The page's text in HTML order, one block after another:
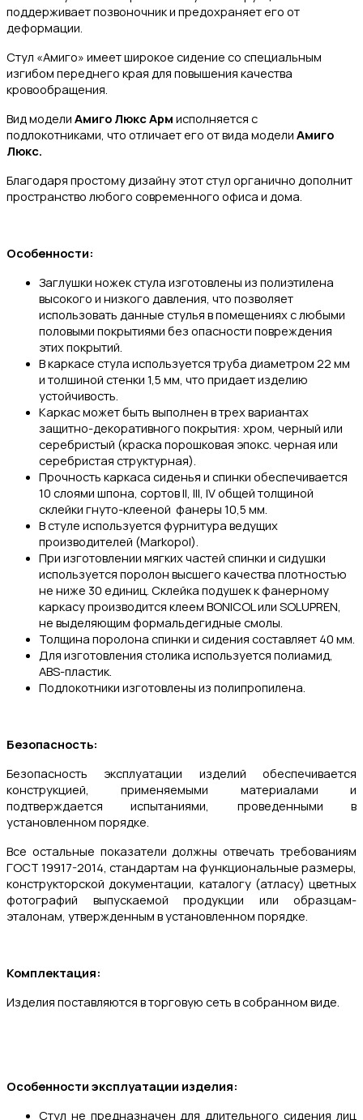
поддерживает позвоночник и предохраняет его от
деформации.
Стул «Амиго» имеет широкое сидение со специальным
изгибом переднего края для повышения качества
кровообращения.
Вид модели Амиго Люкс Арм исполняется с
подлокотниками, что отличает его от вида модели Амиго
Люкс.
Благодаря простому дизайну этот стул органично дополнит
пространство любого современного офиса и дома.
Особенности:
Заглушки ножек стула изготовлены из полиэтилена
высокого и низкого давления, что позволяет
использовать данные стулья в помещениях с любыми
половыми покрытиями без опасности повреждения
этих покрытий.
В каркасе стула используется труба диаметром 22 мм
и толшиной стенки 1,5 мм, что придает изделию
устойчивость.
Каркас может быть выполнен в трех вариантах
защитно-декоративного покрытия: хром, черный или
серебристый (краска порошковая эпокс. черная или
серебристая структурная).
Прочность каркаса сиденья и спинки обеспечивается
10 слоями шпона, сортов II, III, IV общей толщиной
склейки гнуто-клееной фанеры 10,5 мм.
В стуле используется фурнитура ведущих
производителей (Markopol).
При изготовлении мягких частей спинки и сидушки
используется поролон высшего качества плотностью
не ниже 30 единиц. Склейка подушек к фанерному
каркасу производится клеем BONICOL или SOLUPREN,
не выделяющим формальдегидные смолы.
Толщина поролона спинки и сидения составляет 40 мм.
Для изготовления столика используется полиамид,
ABS-пластик.
Подлокотники изготовлены из полипропилена.
Безопасность:
Безопасность эксплуатации изделий обеспечивается
конструкцией, применяемыми материалами и
подтверждается испытаниями, проведенными в
установленном порядке.
Все остальные показатели должны отвечать требованиям
ГОСТ 19917-2014, стандартам на функциональные размеры,
конструкторской документации, каталогу (атласу) цветных
фотографий выпускаемой продукции или образцам-
эталонам, утвержденным в установленном порядке.
Комплектация:
Изделия поставляются в торговую сеть в собранном виде.
Особенности эксплуатации изделия:
Стул не предназначен для длительного сидения лиц